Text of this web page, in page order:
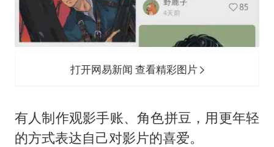
打开网易新闻 查看精彩图片
有人制作观影手账、角色拼豆，用更年轻
的方式表达自己对影片的喜爱。